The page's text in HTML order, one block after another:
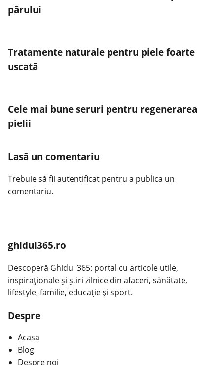
părului
Tratamente naturale pentru piele foarte
uscată
Cele mai bune seruri pentru regenerarea
pielii
Lasă un comentariu
Trebuie să fii autentificat pentru a publica un
comentariu.
ghidul365.ro
Descoperă Ghidul 365: portal cu articole utile,
inspiraționale și știri zilnice din afaceri, sănătate,
lifestyle, familie, educație și sport.
Despre
Acasa
Blog
Despre noi